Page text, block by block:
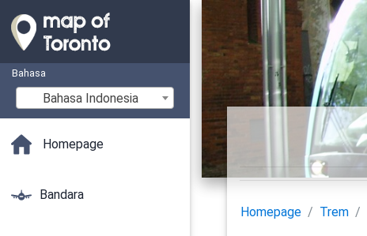
Bahasa
Bahasa Indonesia
Homepage
Bandara
Homepage Trem